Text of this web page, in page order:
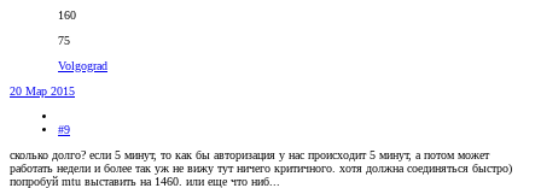
160
75
Volgograd
20 Мар 2015
#9
сколько долго? если 5 минут, то как бы авторизация у нас происходит 5 минут, а потом может
работать недели и более так уж не вижу тут ничего критичного. хотя должна соединяться быстро)
попробуй mtu выставить на 1460. или еще что ниб...